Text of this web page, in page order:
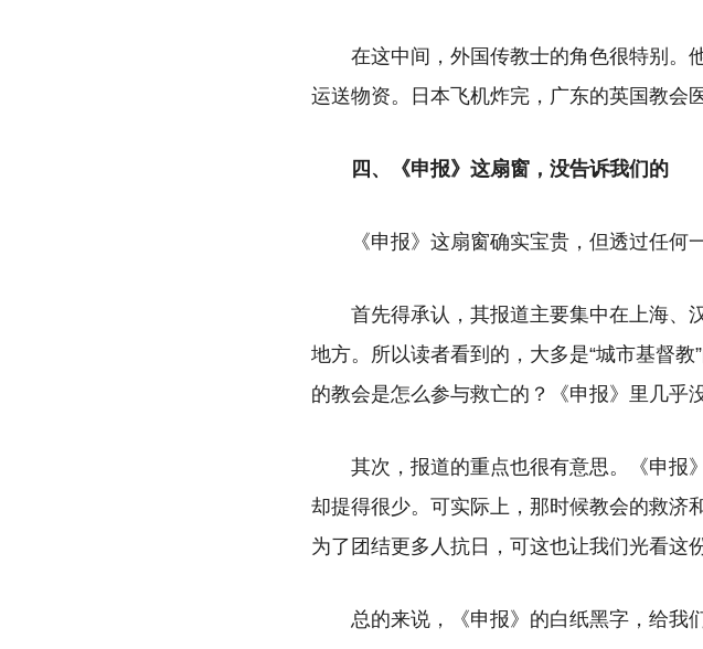
在这中间，外国传教士的角色很特别。
运送物资。日本飞机炸完，广东的英国教会
四、《申报》这扇窗，没告诉我们的
《申报》这扇窗确实宝贵，但透过任何
首先得承认，其报道主要集中在上海、
地方。所以读者看到的，大多是“城市基督
的教会是怎么参与救亡的？《申报》里几乎
其次，报道的重点也很有意思。《申报
却提得很少。可实际上，那时候教会的救济
为了团结更多人抗日，可这也让我们光看这
总的来说，《申报》的白纸黑字，给我